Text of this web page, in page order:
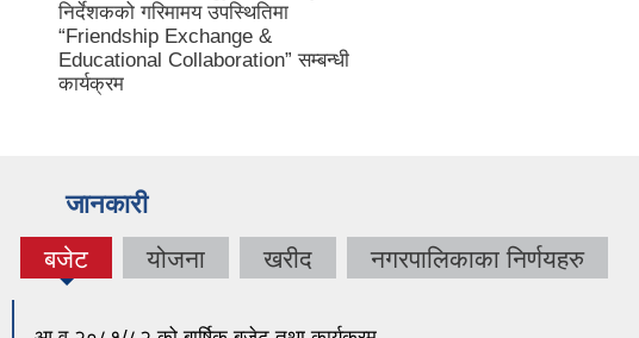
निर्देशकको गरिमामय उपस्थितिमा
“Friendship Exchange &
Educational Collaboration” सम्बन्धी
कार्यक्रम
जानकारी
बजेट
(active
योजना खरीद नगरपालिकाका निर्णयहरु